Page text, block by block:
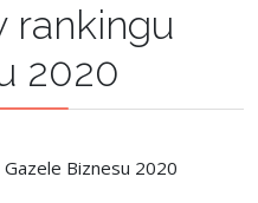
rankingu
2020
Biznesu 2020